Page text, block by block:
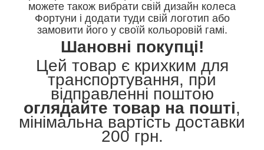
можете також вибрати свій дизайн колеса
Фортуни і додати туди свій логотип або
замовити його у своїй кольоровій гамі.
Шановні покупці!
Цей товар є крихким для
транспортування, при
відправленні поштою
оглядайте товар на пошті,
мінімальна вартість доставки
200 грн.